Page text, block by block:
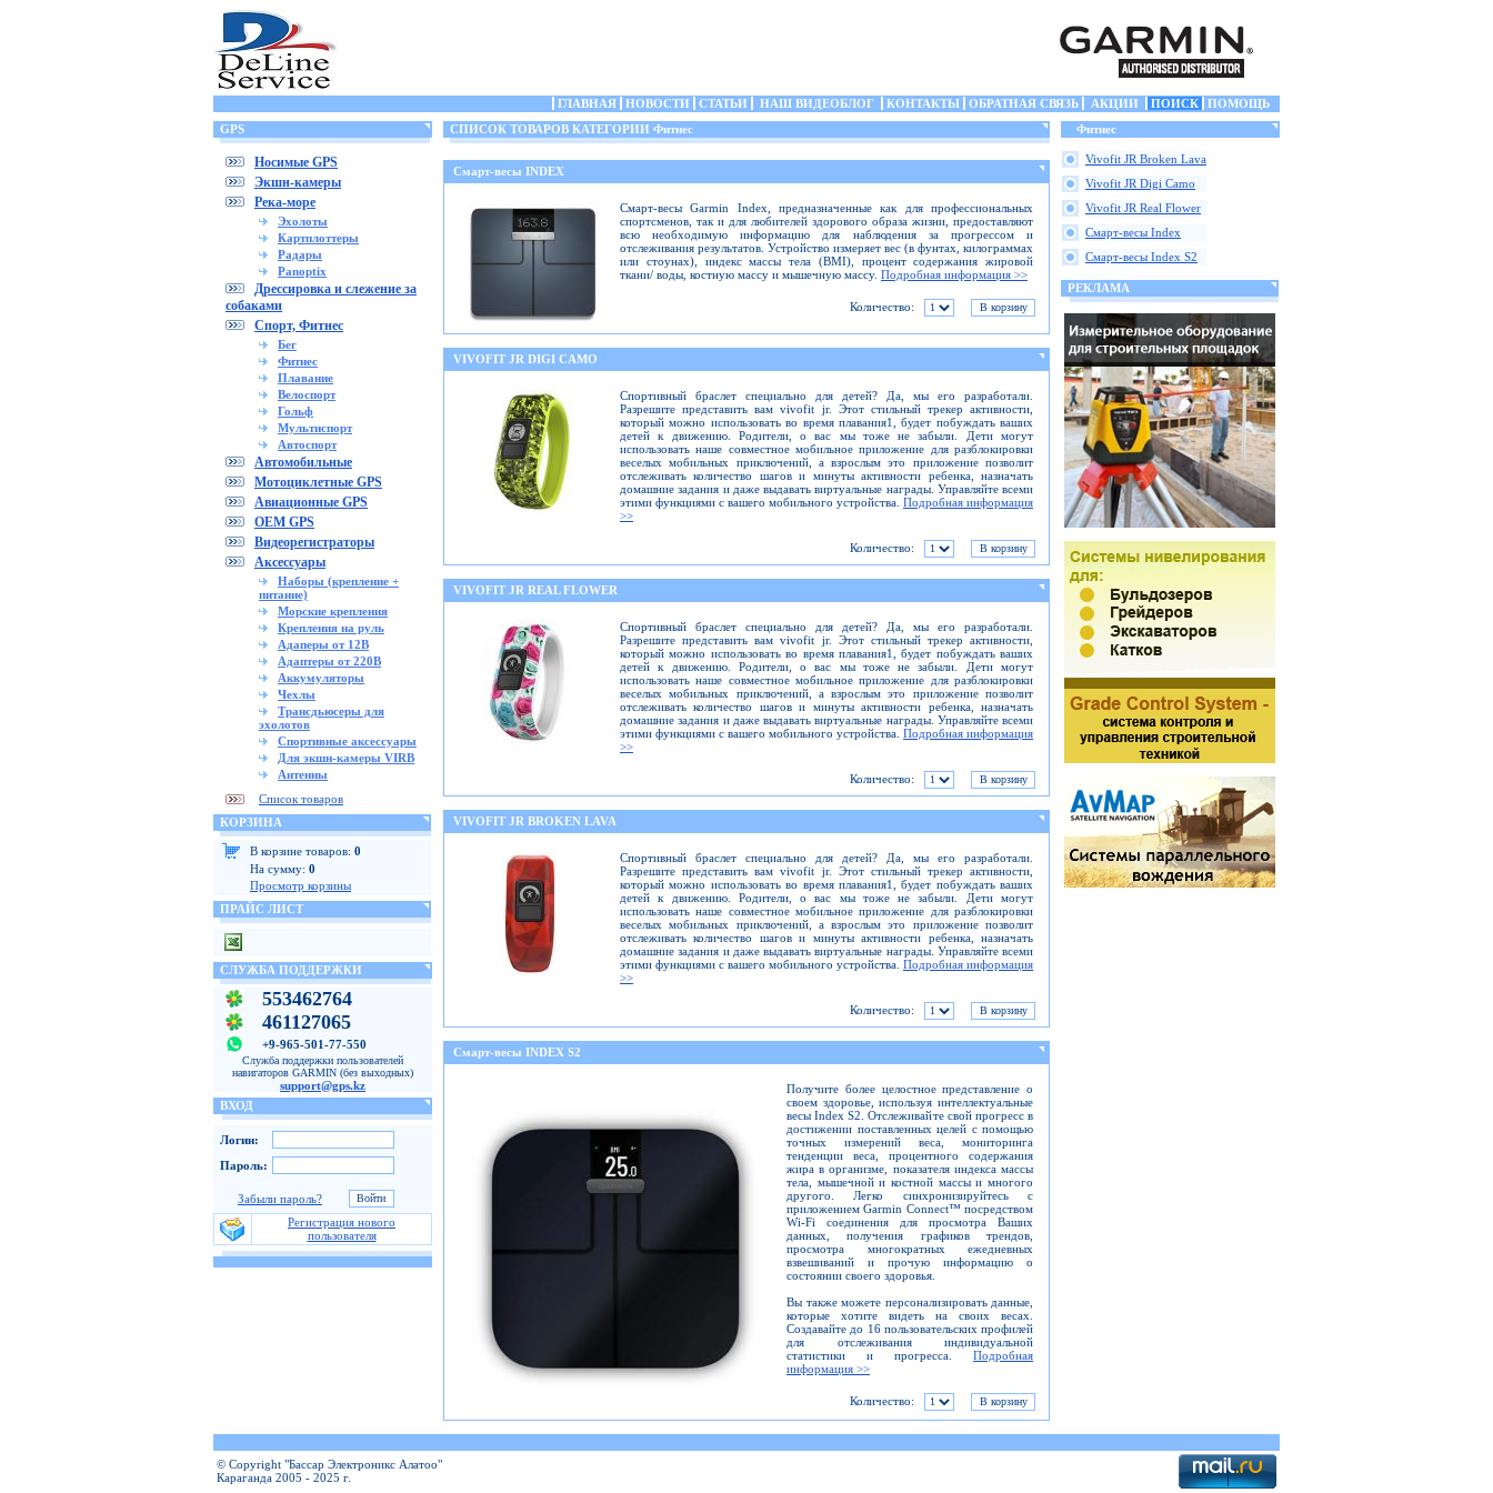
ГЛАВНАЯ НОВОСТИ СТАТЬИ НАШ ВИДЕОБЛОГ КОНТАКТЫ ОБРАТНАЯ СВЯЗЬ АКЦИИ ПОИСК
ПОМОЩЬ
GPS
Носимые GPS
Экшн-камеры
Река-море
Эхолоты
Картплоттеры
Радары
Panoptix
Дрессировка и слежение за
собаками
Спорт, Фитнес
Бег
Фитнес
Плавание
Велоспорт
Гольф
Мультиспорт
Автоспорт
Автомобильные
Мотоциклетные GPS
Авиационные GPS
OEM GPS
Видеорегистраторы
Аксессуары
Наборы (крепление +
питание)
Морские крепления
Крепления на руль
Адаперы от 12В
Адаптеры от 220В
Аккумуляторы
Чехлы
Трансдьюсеры для
эхолотов
Спортивные аксессуары
Для экшн-камеры VIRB
Антенны
Список товаров
КОРЗИНА
В корзине товаров: 0
На сумму: 0
Просмотр корзины
ПРАЙС ЛИСТ
СЛУЖБА ПОДДЕРЖКИ
553462764
461127065
+9-965-501-77-550
Служба поддержки пользователей
навигаторов GARMIN (без выходных)
support@gps.kz
ВХОД
Логин:
Пароль:
Забыли пароль?
Регистрация нового
пользователя
СПИСОК ТОВАРОВ КАТЕГОРИИ Фитнес
Смарт-весы INDEX
Смарт-весы Garmin Index, предназначенные как для профессиональных
спортсменов, так и для любителей здорового образа жизни, предоставляют
всю необходимую информацию для наблюдения за прогрессом и
отслеживания результатов. Устройство измеряет вес (в фунтах, килограммах
или стоунах), индекс массы тела (BMI), процент содержания жировой
ткани/ воды, костную массу и мышечную массу. Подробная информация >>
Количество:
VIVOFIT JR DIGI CAMO
Спортивный браслет специально для детей? Да, мы его разработали.
Разрешите представить вам vivofit jr. Этот стильный трекер активности,
который можно использовать во время плавания1, будет побуждать ваших
детей к движению. Родители, о вас мы тоже не забыли. Дети могут
использовать наше совместное мобильное приложение для разблокировки
веселых мобильных приключений, а взрослым это приложение позволит
отслеживать количество шагов и минуты активности ребенка, назначать
домашние задания и даже выдавать виртуальные награды. Управляйте всеми
этими функциями с вашего мобильного устройства. Подробная информация
>>
Количество:
VIVOFIT JR REAL FLOWER
Спортивный браслет специально для детей? Да, мы его разработали.
Разрешите представить вам vivofit jr. Этот стильный трекер активности,
который можно использовать во время плавания1, будет побуждать ваших
детей к движению. Родители, о вас мы тоже не забыли. Дети могут
использовать наше совместное мобильное приложение для разблокировки
веселых мобильных приключений, а взрослым это приложение позволит
отслеживать количество шагов и минуты активности ребенка, назначать
домашние задания и даже выдавать виртуальные награды. Управляйте всеми
этими функциями с вашего мобильного устройства. Подробная информация
>>
Количество:
VIVOFIT JR BROKEN LAVA
Спортивный браслет специально для детей? Да, мы его разработали.
Разрешите представить вам vivofit jr. Этот стильный трекер активности,
который можно использовать во время плавания1, будет побуждать ваших
детей к движению. Родители, о вас мы тоже не забыли. Дети могут
использовать наше совместное мобильное приложение для разблокировки
веселых мобильных приключений, а взрослым это приложение позволит
отслеживать количество шагов и минуты активности ребенка, назначать
домашние задания и даже выдавать виртуальные награды. Управляйте всеми
этими функциями с вашего мобильного устройства. Подробная информация
>>
Количество:
Смарт-весы INDEX S2
Получите более целостное представление о
своем здоровье, используя интеллектуальные
весы Index S2. Отслеживайте свой прогресс в
достижении поставленных целей с помощью
точных измерений веса, мониторинга
тенденции веса, процентного содержания
жира в организме, показателя индекса массы
тела, мышечной и костной массы и многого
другого. Легко синхронизируйтесь с
приложением Garmin Connect™ посредством
Wi-Fi соединения для просмотра Ваших
данных, получения графиков трендов,
просмотра многократных ежедневных
взвешиваний и прочую информацию о
состоянии своего здоровья.
Вы также можете персонализировать данные,
которые хотите видеть на своих весах.
Создавайте до 16 пользовательских профилей
для отслеживания индивидуальной
статистики и прогресса. Подробная
информация >>
Количество:
Фитнес
Vivofit JR Broken Lava
Vivofit JR Digi Camo
Vivofit JR Real Flower
Смарт-весы Index
Смарт-весы Index S2
РЕКЛАМА
© Copyright "Бассар Электроникс Алатоо"
Караганда 2005 - 2025 г.